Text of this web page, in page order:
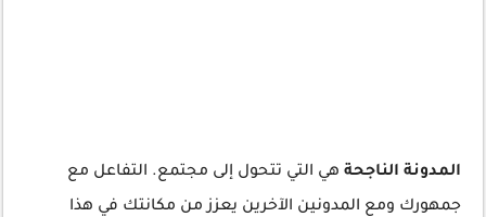
المدونة الناجحة هي التي تتحول إلى مجتمع. التفاعل مع
جمهورك ومع المدونين الآخرين يعزز من مكانتك في هذا